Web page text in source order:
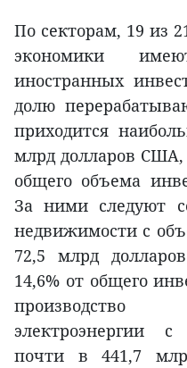
По секторам, 19 из
экономики
иностранных
долю
приходится
млрд долларов США,
общего объема
За ними следуют
недвижимости с
72,5 млрд
14,6% от общего
производство
электроэнергии
почти в 441,7